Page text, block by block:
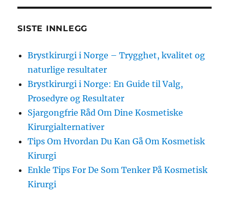
SISTE INNLEGG
Brystkirurgi i Norge – Trygghet, kvalitet og
naturlige resultater
Brystkirurgi i Norge: En Guide til Valg,
Prosedyre og Resultater
Sjargongfrie Råd Om Dine Kosmetiske
Kirurgialternativer
Tips Om Hvordan Du Kan Gå Om Kosmetisk
Kirurgi
Enkle Tips For De Som Tenker På Kosmetisk
Kirurgi